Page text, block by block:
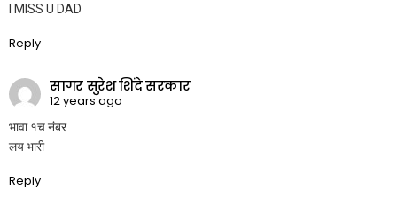
I MISS U DAD
Reply
सागर सुरेश शिंदे सरकार
12 years ago
भावा १च नंबर
लय भारी
Reply